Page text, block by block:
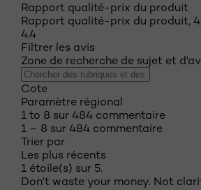
Rapport qualité-prix du produit
Rapport qualité-prix du produit,
4.4
Filtrer les avis
Zone de recherche de sujet et
Cote
Paramètre régional
1 to 8 sur 484 commentaire
1 – 8 sur 484 commentaire
Trier par
Les plus récents
1 étoile(s) sur 5.
Don't waste your money. Not